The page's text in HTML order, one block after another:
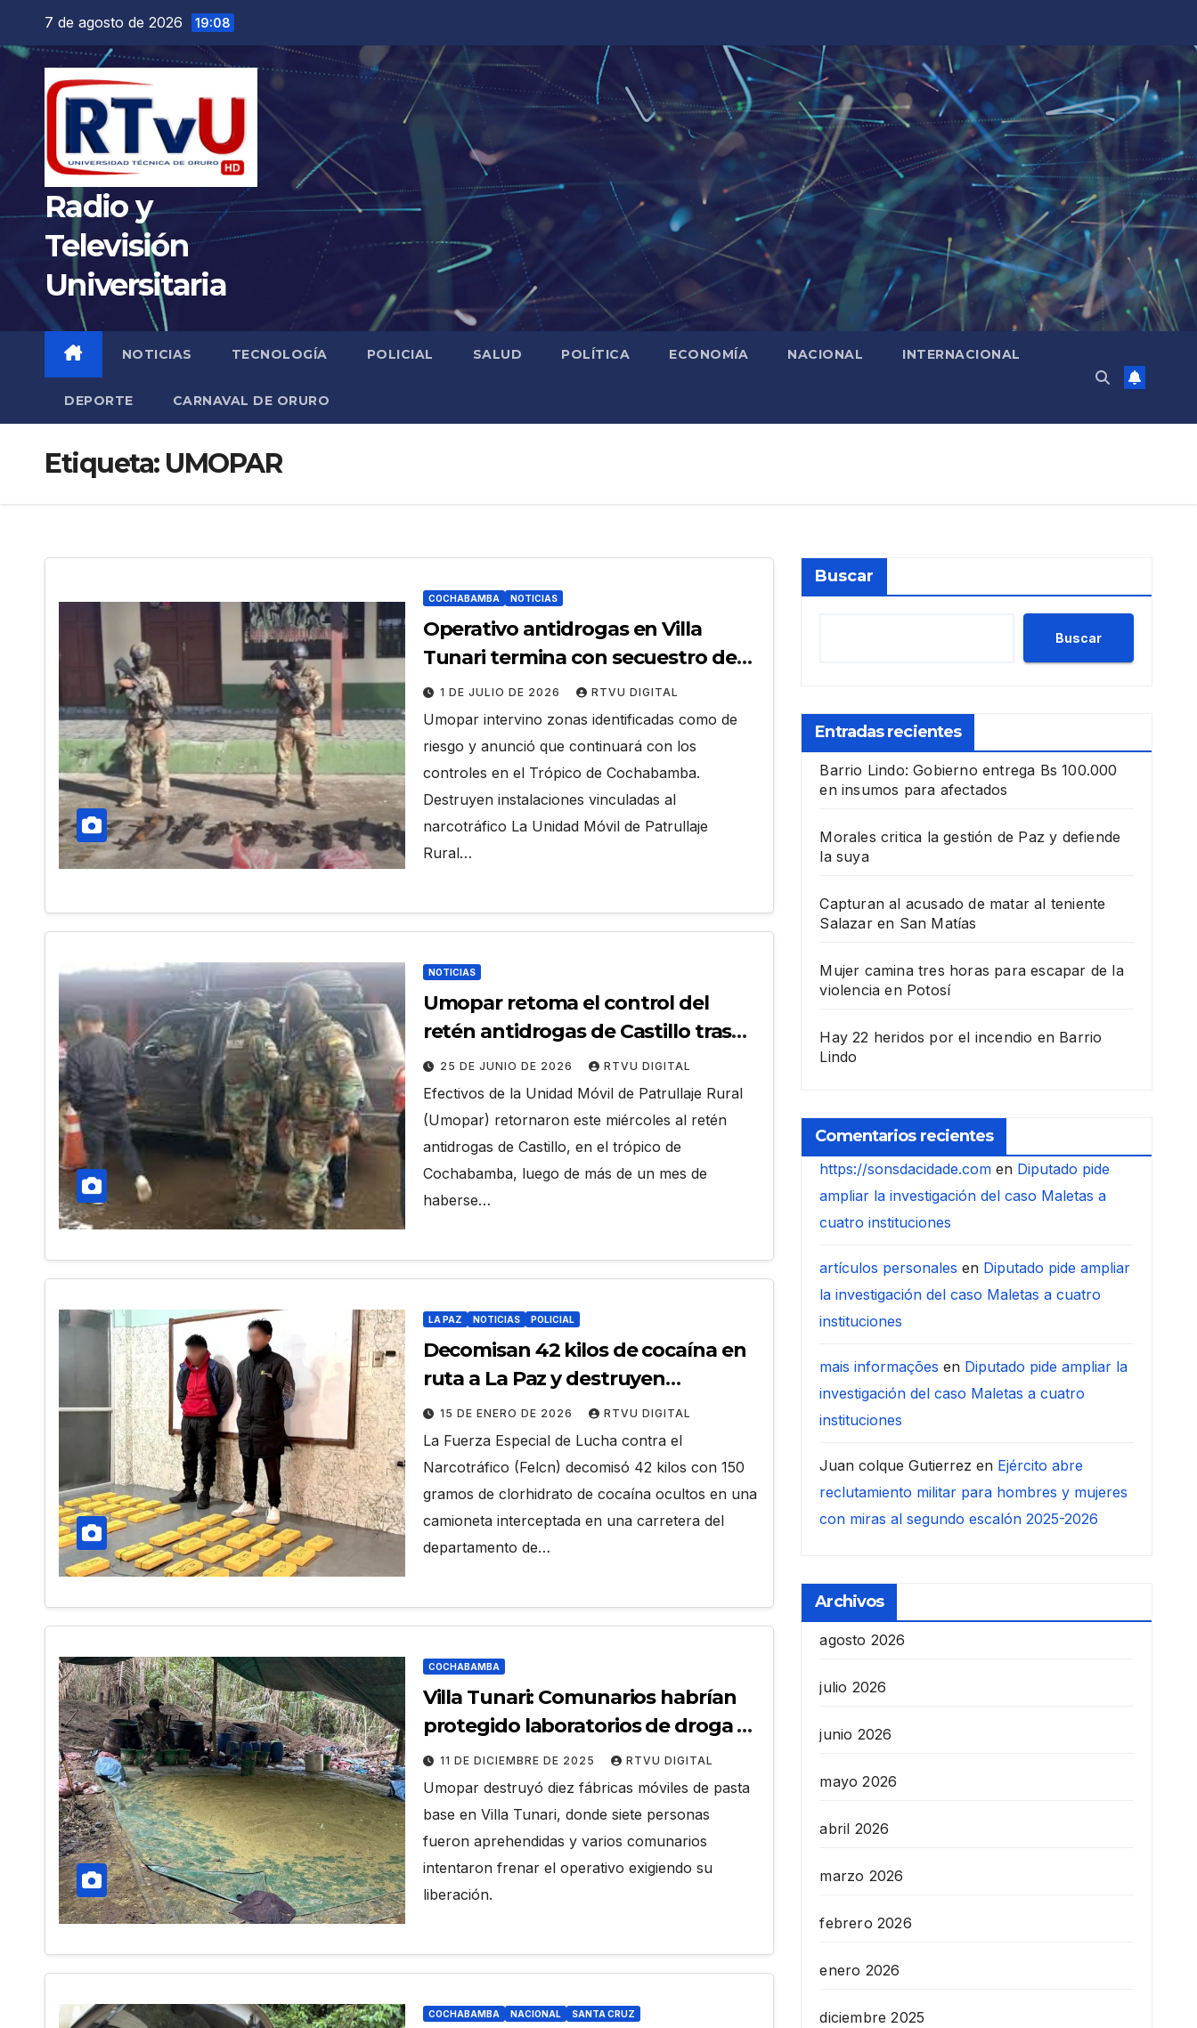
contenido
7 de agosto de 2026 19:08
Radio y
Televisión
Universitaria
NOTICIAS TECNOLOGÍA POLICIAL SALUD POLÍTICA ECONOMÍA NACIONAL INTERNACIONAL
DEPORTE CARNAVAL DE ORURO
Etiqueta: UMOPAR
COCHABAMBA NOTICIAS
Operativo antidrogas en Villa
Tunari termina con secuestro de
armas y destrucción de fábricas de
droga
1 DE JULIO DE 2026 RTVU DIGITAL
Umopar intervino zonas identificadas como de
riesgo y anunció que continuará con los
controles en el Trópico de Cochabamba.
Destruyen instalaciones vinculadas al
narcotráfico La Unidad Móvil de Patrullaje
Rural…
NOTICIAS
Umopar retoma el control del
retén antidrogas de Castillo tras
más de un mes
25 DE JUNIO DE 2026 RTVU DIGITAL
Efectivos de la Unidad Móvil de Patrullaje Rural
(Umopar) retornaron este miércoles al retén
antidrogas de Castillo, en el trópico de
Cochabamba, luego de más de un mes de
haberse…
LA PAZ NOTICIAS POLICIAL
Decomisan 42 kilos de cocaína en
ruta a La Paz y destruyen
laboratorio en Villa Tunari
15 DE ENERO DE 2026 RTVU DIGITAL
La Fuerza Especial de Lucha contra el
Narcotráfico (Felcn) decomisó 42 kilos con 150
gramos de clorhidrato de cocaína ocultos en una
camioneta interceptada en una carretera del
departamento de…
COCHABAMBA
Villa Tunari: Comunarios habrían
protegido laboratorios de droga a
cambio de dinero
11 DE DICIEMBRE DE 2025 RTVU DIGITAL
Umopar destruyó diez fábricas móviles de pasta
base en Villa Tunari, donde siete personas
fueron aprehendidas y varios comunarios
intentaron frenar el operativo exigiendo su
liberación.
COCHABAMBA NACIONAL SANTA CRUZ
Buscar
Buscar
Entradas recientes
Barrio Lindo: Gobierno entrega Bs 100.000
en insumos para afectados
Morales critica la gestión de Paz y defiende
la suya
Capturan al acusado de matar al teniente
Salazar en San Matías
Mujer camina tres horas para escapar de la
violencia en Potosí
Hay 22 heridos por el incendio en Barrio
Lindo
Comentarios recientes
https://sonsdacidade.com en Diputado pide
ampliar la investigación del caso Maletas a
cuatro instituciones
artículos personales en Diputado pide ampliar
la investigación del caso Maletas a cuatro
instituciones
mais informações en Diputado pide ampliar la
investigación del caso Maletas a cuatro
instituciones
Juan colque Gutierrez en Ejército abre
reclutamiento militar para hombres y mujeres
con miras al segundo escalón 2025-2026
Archivos
agosto 2026
julio 2026
junio 2026
mayo 2026
abril 2026
marzo 2026
febrero 2026
enero 2026
diciembre 2025